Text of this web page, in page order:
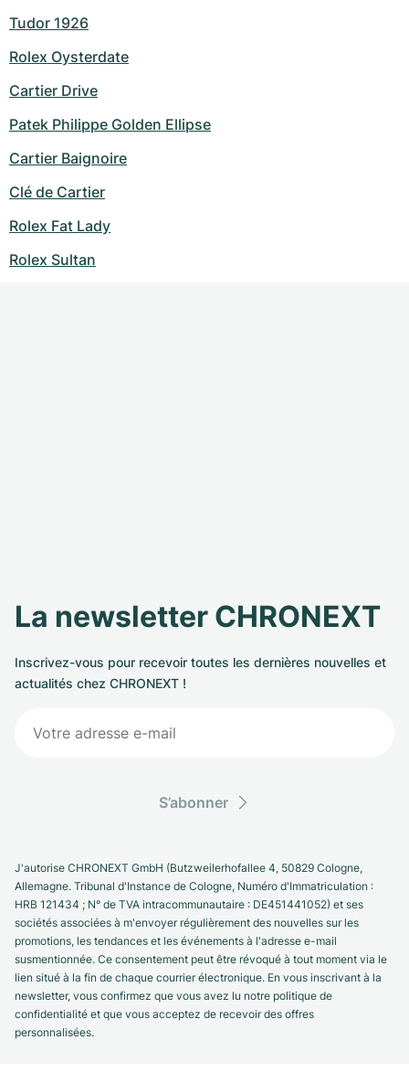
Tudor 1926
Rolex Oysterdate
Cartier Drive
Patek Philippe Golden Ellipse
Cartier Baignoire
Clé de Cartier
Rolex Fat Lady
Rolex Sultan
La newsletter CHRONEXT
Inscrivez-vous pour recevoir toutes les dernières nouvelles et
actualités chez CHRONEXT !
S’abonner
J'autorise CHRONEXT GmbH (Butzweilerhofallee 4, 50829 Cologne,
Allemagne. Tribunal d'Instance de Cologne, Numéro d'Immatriculation :
HRB 121434 ; N° de TVA intracommunautaire : DE451441052) et ses
sociétés associées à m'envoyer régulièrement des nouvelles sur les
promotions, les tendances et les événements à l'adresse e-mail
susmentionnée. Ce consentement peut être révoqué à tout moment via le
lien situé à la fin de chaque courrier électronique. En vous inscrivant à la
newsletter, vous confirmez que vous avez lu notre politique de
confidentialité et que vous acceptez de recevoir des offres
personnalisées.